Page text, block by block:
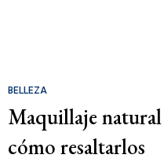
BELLEZA
Maquillaje
cómo resaltarlos